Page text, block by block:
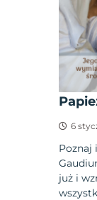
6
Poznaj
już i